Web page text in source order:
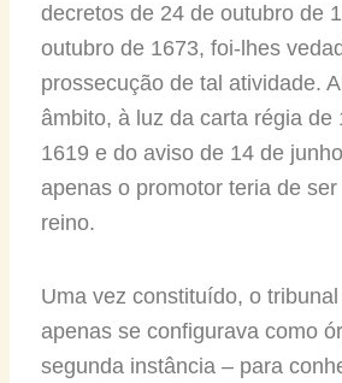
decretos de 24 de outubro de
outubro de 1673, foi-lhes
prossecução de tal atividade.
âmbito, à luz da carta régia de
1619 e do aviso de 14 de
apenas o promotor teria de
reino.
Uma vez constituído, o tribunal
apenas se configurava como
segunda instância – para